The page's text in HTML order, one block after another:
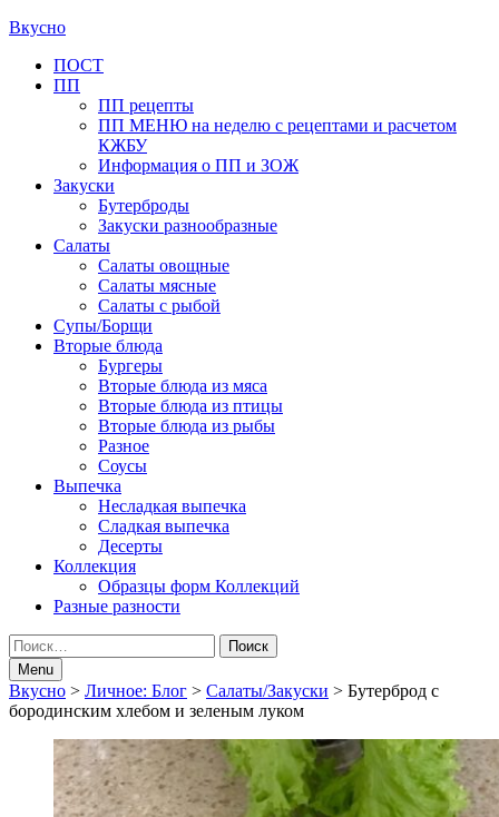
Вкусно
Primary
Menu
ПОСТ
ПП
ПП рецепты
ПП МЕНЮ на неделю с рецептами и расчетом
КЖБУ
Информация о ПП и ЗОЖ
Закуски
Бутерброды
Закуски разнообразные
Салаты
Салаты овощные
Салаты мясные
Салаты с рыбой
Супы/Борщи
Вторые блюда
Бургеры
Вторые блюда из мяса
Вторые блюда из птицы
Вторые блюда из рыбы
Разное
Соусы
Выпечка
Несладкая выпечка
Сладкая выпечка
Десерты
Коллекция
Образцы форм Коллекций
Разные разности
Search
Найти:
Menu
Breadcrumbs
navigation
Вкусно > Личное: Блог > Салаты/Закуски > Бутерброд с
бородинским хлебом и зеленым луком